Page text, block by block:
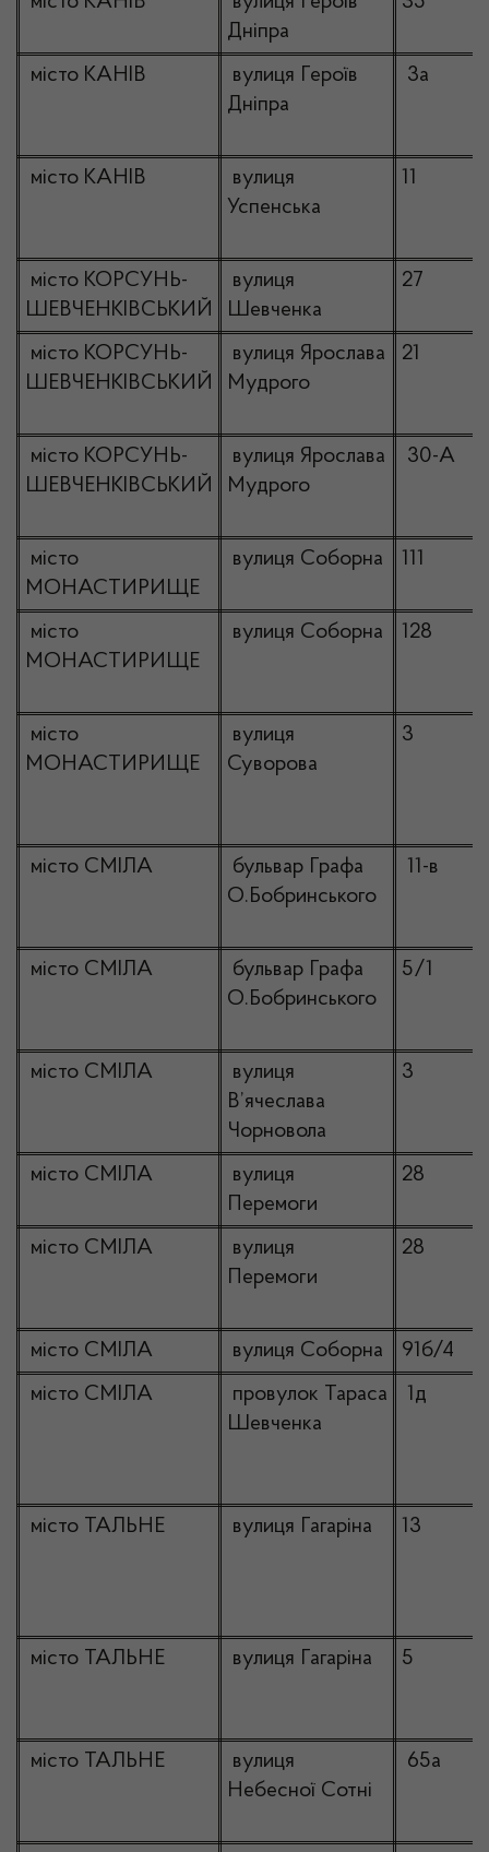
Дніпра
місто КАНІВ
вулиця Героїв
Дніпра
3а
місто КАНІВ
вулиця
Успенська
11
місто КОРСУНЬ-
ШЕВЧЕНКІВСЬКИЙ
вулиця
Шевченка
27
місто КОРСУНЬ-
ШЕВЧЕНКІВСЬКИЙ
вулиця Ярослава
Мудрого
21
місто КОРСУНЬ-
ШЕВЧЕНКІВСЬКИЙ
вулиця Ярослава
Мудрого
30-А
місто
МОНАСТИРИЩЕ
вулиця Соборна 111
місто
МОНАСТИРИЩЕ
вулиця Соборна 128
місто
МОНАСТИРИЩЕ
вулиця
Суворова
3
місто СМІЛА
бульвар Графа
О.Бобринського
11-в
місто СМІЛА
бульвар Графа
О.Бобринського
5/1
місто СМІЛА
вулиця
В’ячеслава
Чорновола
3
місто СМІЛА
вулиця
Перемоги
28
місто СМІЛА
вулиця
Перемоги
28
місто СМІЛА вулиця Соборна
91б/4
місто СМІЛА
провулок Тараса
Шевченка
1д
місто ТАЛЬНЕ вулиця Гагаріна 13
місто ТАЛЬНЕ вулиця Гагаріна 5
місто ТАЛЬНЕ
вулиця
Небесної Сотні
65а